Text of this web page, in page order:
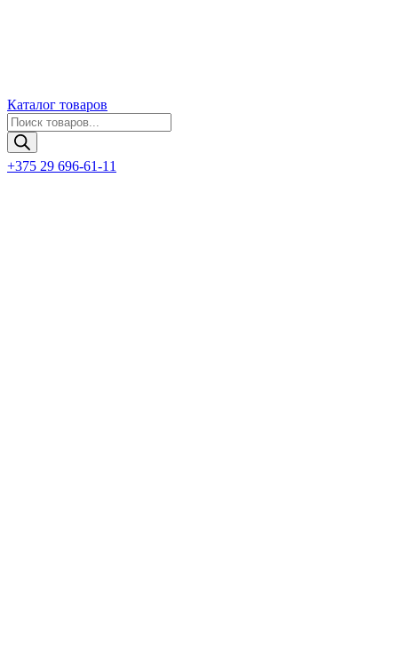
Каталог товаров
Поиск
товаров
+375 29 696-61-11